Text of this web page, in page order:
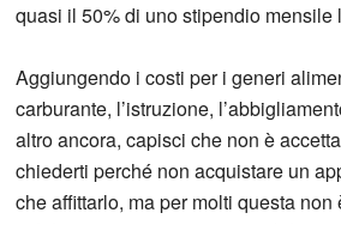
quasi il 50% di uno stipendio mensile
Aggiungendo i costi per i generi
carburante, l’istruzione,
altro ancora, capisci che non è
chiederti perché non acquistare un
che affittarlo, ma per molti questa non